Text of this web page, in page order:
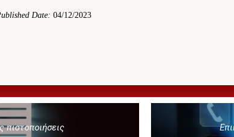
Date: 04/12/2023
πιστοποιήσεις